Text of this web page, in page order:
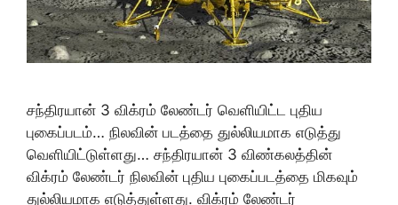
சந்திரயான் 3 விக்ரம் லேண்டர் வெளியிட்ட புதிய
புகைப்படம்… நிலவின் படத்தை துல்லியமாக எடுத்து
வெளியிட்டுள்ளது… சந்திரயான் 3 விண்கலத்தின்
விக்ரம் லேண்டர் நிலவின் புதிய புகைப்படத்தை மிகவும்
துல்லியமாக எடுத்துள்ளது. விக்ரம் லேண்டர்